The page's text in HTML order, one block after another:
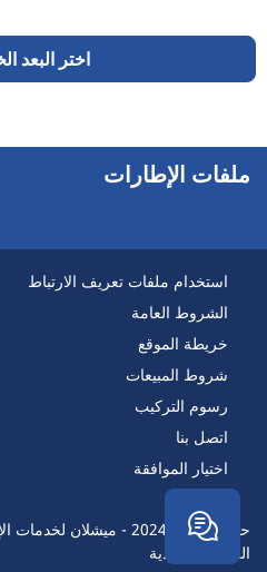
اختر البعد
ملفات الإطارات
استخدام ملفات تعريف الارتباط
الشروط العامة
خريطة الموقع
شروط المبيعات
رسوم التركيب
اتصل بنا
اختيار الموافقة
حقوق النسخ 2024 - ميشلان
العربيةالسعودية